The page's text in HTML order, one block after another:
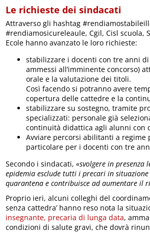
Le richieste dei sindacati
Attraverso gli hashtag
#rendiamosicureleaule, Cgil, Cisl scuola,
Ecole hanno avanzato le loro richieste:
stabilizzare i docenti con tre anni
ammessi all’imminente concorso)
orale e la valutazione dei titoli.
Così facendo si potranno avere
copertura delle cattedre e la
stabilizzare su sostegno, tramite
specializzati: personale già
continuità didattica agli alunni con
Avviare percorsi abilitanti a regime
particolare per i docenti con tre
Secondo i sindacati,«svolgere in presenza
epidemia esclude tutti i precari in
quarantena e contribuisce ad aumentare il
Proprio ieri, alcuni colleghi del
senza cattedra’ hanno reso nota la
insegnante, precaria di lunga data,
condizioni di salute gravi, che dovrà